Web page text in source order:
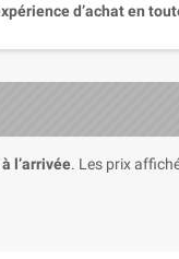
d’achat en
l’arrivée. Les prix